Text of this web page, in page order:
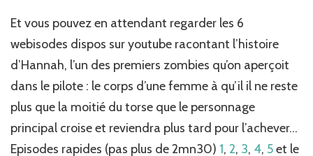
Et vous pouvez en attendant regarder les 6
webisodes dispos sur youtube racontant l’histoire
d’Hannah, l’un des premiers zombies qu’on aperçoit
dans le pilote : le corps d’une femme à qu’il il ne reste
plus que la moitié du torse que le personnage
principal croise et reviendra plus tard pour l’achever…
Episodes rapides (pas plus de 2mn30) 1, 2, 3, 4, 5et le